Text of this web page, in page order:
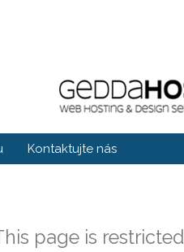
Kontaktujte nás
page is restricted